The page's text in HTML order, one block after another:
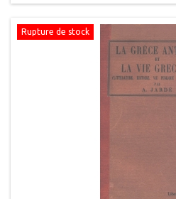
Rupture de stock